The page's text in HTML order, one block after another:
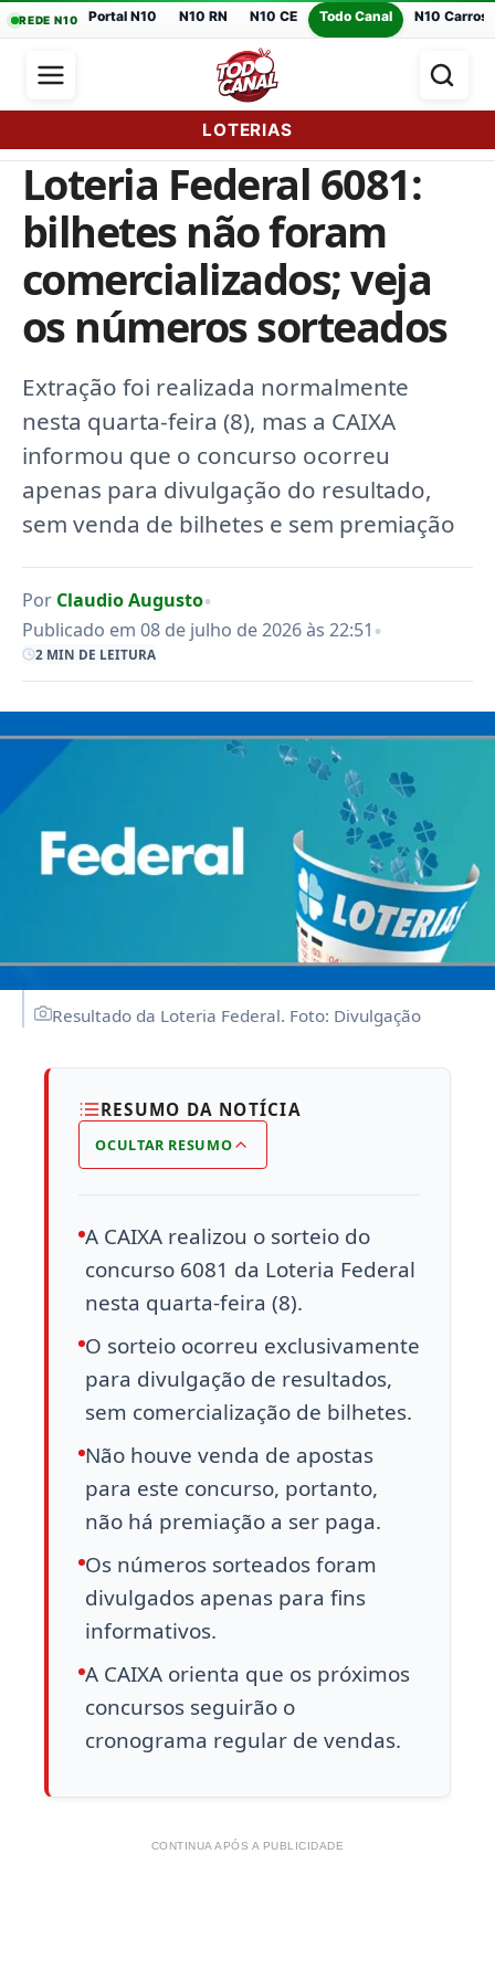
REDE N10 Portal N10 N10 RN N10 CE Todo Canal N10 Carros
LOTERIAS
Loteria Federal 6081:
bilhetes não foram
comercializados; veja
os números sorteados
Extração foi realizada normalmente
nesta quarta-feira (8), mas a CAIXA
informou que o concurso ocorreu
apenas para divulgação do resultado,
sem venda de bilhetes e sem premiação
Por Claudio Augusto•
Publicado em 08 de julho de 2026 às 22:51 •
2 MIN DE LEITURA
Resultado da Loteria Federal. Foto: Divulgação
RESUMO DA NOTÍCIA
OCULTAR RESUMO
A CAIXA realizou o sorteio do
concurso 6081 da Loteria Federal
nesta quarta-feira (8).
O sorteio ocorreu exclusivamente
para divulgação de resultados,
sem comercialização de bilhetes.
Não houve venda de apostas
para este concurso, portanto,
não há premiação a ser paga.
Os números sorteados foram
divulgados apenas para fins
informativos.
A CAIXA orienta que os próximos
concursos seguirão o
cronograma regular de vendas.
CONTINUA APÓS A PUBLICIDADE